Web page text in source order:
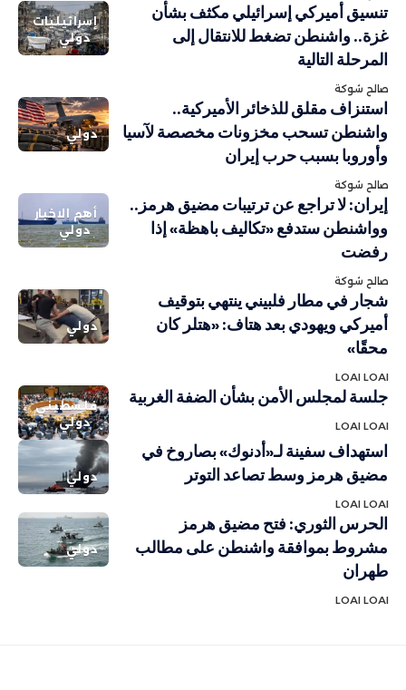
إسرائيليات
دولي
تنسيق أميركي إسرائيلي مكثف بشأن
غزة.. واشنطن تضغط للانتقال إلى
المرحلة التالية
صالح شوكة
دولي
استنزاف مقلق للذخائر الأميركية..
واشنطن تسحب مخزونات مخصصة لآسيا
وأوروبا بسبب حرب إيران
صالح شوكة
أهم الاخبار
دولي
إيران: لا تراجع عن ترتيبات مضيق هرمز..
وواشنطن ستدفع «تكاليف باهظة» إذا
رفضت
صالح شوكة
دولي
شجار في مطار فلبيني ينتهي بتوقيف
أميركي ويهودي بعد هتاف: «هتلر كان
محقًا»
LOAI LOAI
فلسطيني
دولي
جلسة لمجلس الأمن بشأن الضفة الغربية
LOAI LOAI
دولي
استهداف سفينة لـ«أدنوك» بصاروخ في
مضيق هرمز وسط تصاعد التوتر
LOAI LOAI
دولي
الحرس الثوري: فتح مضيق هرمز
مشروط بموافقة واشنطن على مطالب
طهران
LOAI LOAI